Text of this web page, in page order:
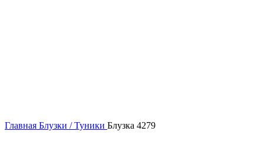
Главная Блузки / Туники Блузка 4279